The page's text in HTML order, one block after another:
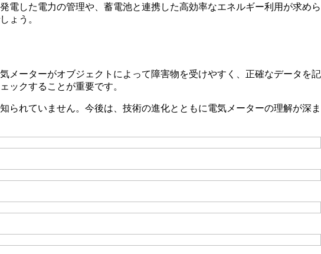
した電力の管理や、蓄電池と連携した高効率なエネルギー利用が求めら
ょう。
メーターがオブジェクトによって障害物を受けやすく、正確なデータを記
ックすることが重要です。
れていません。今後は、技術の進化とともに電気メーターの理解が深ま